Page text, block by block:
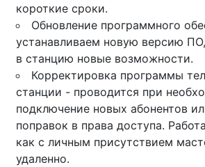
короткие сроки.
Обновление программного
устанавливаем новую версию
в станцию новые возможности.
Корректировка программы
станции - проводится при
подключение новых абонентов
поправок в права доступа.
как с личным присутствием
удаленно.